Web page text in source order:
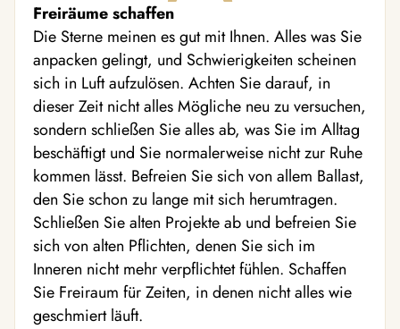
Freiräume schaffen
Die Sterne meinen es gut mit Ihnen. Alles was Sie
anpacken gelingt, und Schwierigkeiten scheinen
sich in Luft aufzulösen. Achten Sie darauf, in
dieser Zeit nicht alles Mögliche neu zu versuchen,
sondern schließen Sie alles ab, was Sie im Alltag
beschäftigt und Sie normalerweise nicht zur Ruhe
kommen lässt. Befreien Sie sich von allem Ballast,
den Sie schon zu lange mit sich herumtragen.
Schließen Sie alten Projekte ab und befreien Sie
sich von alten Pflichten, denen Sie sich im
Inneren nicht mehr verpflichtet fühlen. Schaffen
Sie Freiraum für Zeiten, in denen nicht alles wie
geschmiert läuft.